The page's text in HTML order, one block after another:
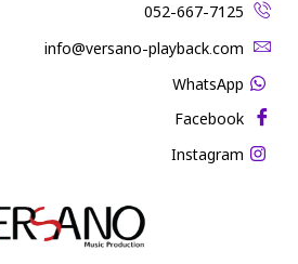
052-667-7125
‫info@versano-playback.com‬
WhatsApp
Facebook
Instagram